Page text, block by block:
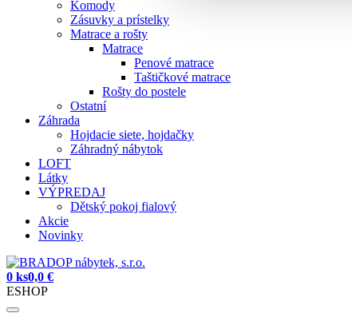
Komody
Zásuvky a prístelky
Matrace a rošty
Matrace
Penové matrace
Taštičkové matrace
Rošty do postele
Ostatní
Záhrada
Hojdacie siete, hojdačky
Záhradný nábytok
LOFT
Látky
VÝPREDAJ
Dětský pokoj fialový
Akcie
Novinky
0 ks0,0 €
ESHOP